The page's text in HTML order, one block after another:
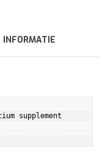
supplement